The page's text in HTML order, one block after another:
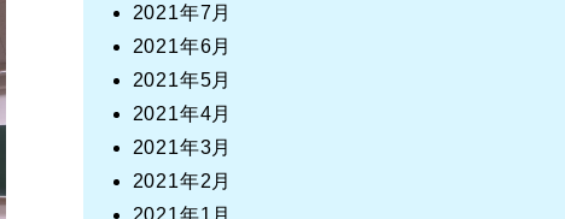
2021年7月
2021年6月
2021年5月
2021年4月
2021年3月
2021年2月
2021年1月